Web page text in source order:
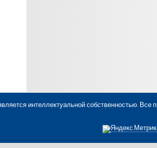
интеллектуальной собственностью. Все